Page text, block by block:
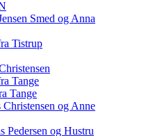
Smed og Anna
Tistrup
Tange
Tange
og Anne
Pedersen og Hustru